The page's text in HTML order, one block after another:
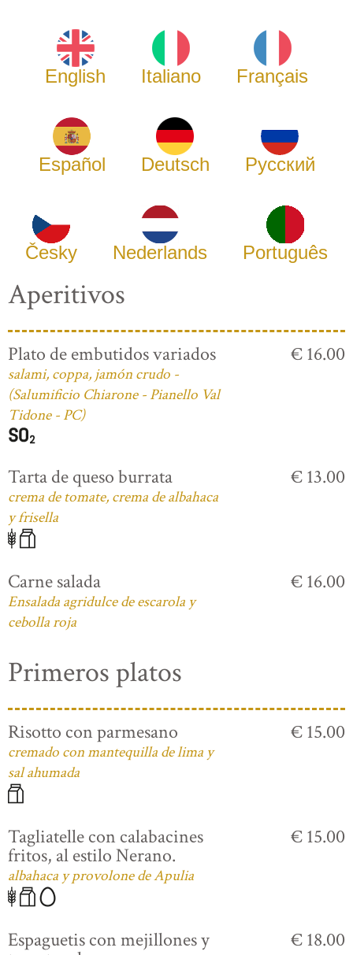
English Italiano Français
Español Deutsch Русский
Česky Nederlands Português
Aperitivos
Plato de embutidos variados
salami, coppa, jamón crudo -
(Salumificio Chiarone - Pianello Val
Tidone - PC)
€ 16.00
Tarta de queso burrata
crema de tomate, crema de albahaca
y frisella
€ 13.00
Carne salada
Ensalada agridulce de escarola y
cebolla roja
€ 16.00
Primeros platos
Risotto con parmesano
cremado con mantequilla de lima y
sal ahumada
€ 15.00
Tagliatelle con calabacines
fritos, al estilo Nerano.
albahaca y provolone de Apulia
€ 15.00
Espaguetis con mejillones y € 18.00